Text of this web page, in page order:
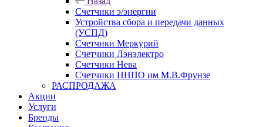
Счетчики э/энергии
Устройства сбора и передачи данных
(УСПД)
Счетчики Меркурий
Счетчики Лэнэлектро
Счетчики Нева
Счетчики ННПО им М.В.Фрунзе
РАСПРОДАЖА
Акции
Услуги
Бренды